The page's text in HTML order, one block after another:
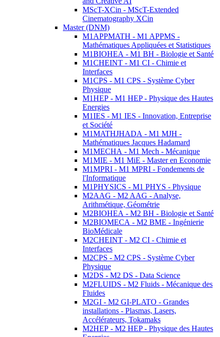
MScT-XCin - MScT-Extended
Cinematography XCin
Master (DNM)
M1APPMATH - M1 APPMS -
Mathématiques Appliquées et Statistiques
M1BIOHEA - M1 BH - Biologie et Santé
M1CHEINT - M1 CI - Chimie et
Interfaces
M1CPS - M1 CPS - Système Cyber
Physique
M1HEP - M1 HEP - Physique des Hautes
Energies
M1IES - M1 IES - Innovation, Entreprise
et Société
M1MATHJHADA - M1 MJH -
Mathématiques Jacques Hadamard
M1MECHA - M1 Mech - Mécanique
M1MIE - M1 MiE - Master en Economie
M1MPRI - M1 MPRI - Fondements de
l'Informatique
M1PHYSICS - M1 PHYS - Physique
M2AAG - M2 AAG - Analyse,
Arithmétique, Géométrie
M2BIOHEA - M2 BH - Biologie et Santé
M2BIOMECA - M2 BME - Ingénierie
BioMédicale
M2CHEINT - M2 CI - Chimie et
Interfaces
M2CPS - M2 CPS - Système Cyber
Physique
M2DS - M2 DS - Data Science
M2FLUIDS - M2 Fluids - Mécanique des
Fluides
M2GI - M2 GI-PLATO - Grandes
installations - Plasmas, Lasers,
Accélérateurs, Tokamaks
M2HEP - M2 HEP - Physique des Hautes